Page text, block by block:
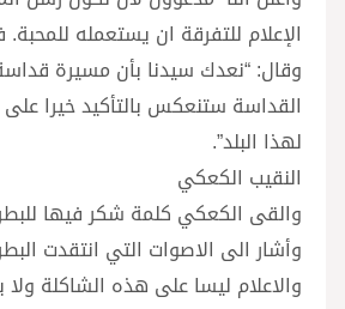
الإعلام للتفرقة ان يستعمله
القداسة ستنعكس بالتأكيد خيرا
لهذا البلد”.
النقيب الكعكي
والقى الكعكي كلمة شكر فيها
وأشار الى الاصوات التي انتقدت
والاعلام ليسا على هذه الشاكلة